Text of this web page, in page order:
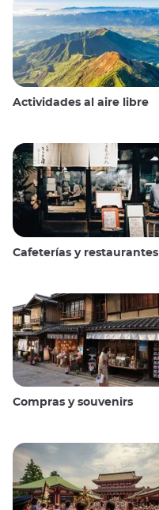
Actividades al aire libre
Cafeterías y restaurantes
Compras y souvenirs